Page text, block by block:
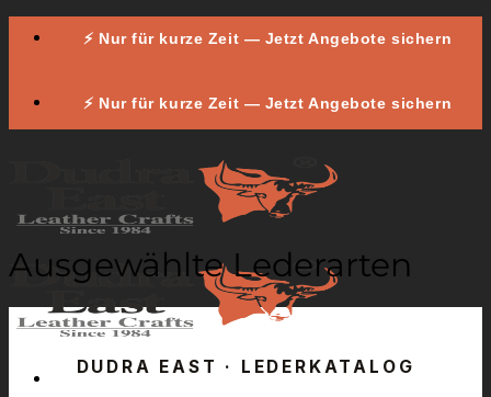
Inhalt
⚡ Nur für kurze Zeit — Jetzt Angebote sichern
⚡ Nur für kurze Zeit — Jetzt Angebote sichern
Ausgewählte Lederarten
DUDRA EAST · LEDERKATALOG